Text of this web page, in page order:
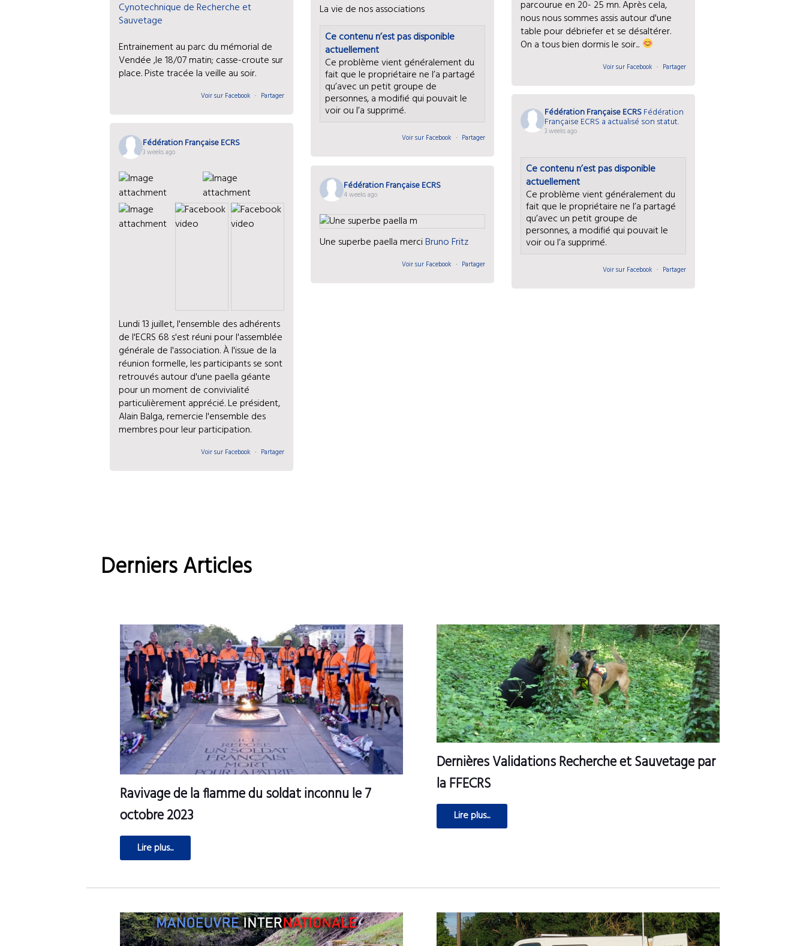
parcourue en 20- 25 mn. Après cela,
nous nous sommes assis autour d'une
table pour débriefer et se désaltérer.
On a tous bien dormis le soir...
Voir sur Facebook · Partager
Cynotechnique de Recherche et
Sauvetage
Entrainement au parc du mémorial de
Vendée ,le 18/07 matin; casse-croute sur
place. Piste tracée la veille au soir.
Voir sur Facebook · Partager
La vie de nos associations
Ce contenu n’est pas disponible
actuellement
Ce problème vient généralement du
fait que le propriétaire ne l’a partagé
qu’avec un petit groupe de
personnes, a modifié qui pouvait le
voir ou l’a supprimé.
Voir sur Facebook · Partager
Fédération Française ECRSFédération
Française ECRS a actualisé son statut.
3 weeks ago
Ce contenu n’est pas disponible
actuellement
Ce problème vient généralement du
fait que le propriétaire ne l’a partagé
qu’avec un petit groupe de
personnes, a modifié qui pouvait le
voir ou l’a supprimé.
Voir sur Facebook · Partager
Fédération Française ECRS
3 weeks ago
Lundi 13 juillet, l'ensemble des adhérents
de l'ECRS 68 s'est réuni pour l'assemblée
générale de l'association. À l'issue de la
réunion formelle, les participants se sont
retrouvés autour d'une paella géante
pour un moment de convivialité
particulièrement apprécié. Le président,
Alain Balga, remercie l'ensemble des
membres pour leur participation.
Voir sur Facebook · Partager
Fédération Française ECRS
4 weeks ago
Une superbe paella merciBruno Fritz
Voir sur Facebook · Partager
Derniers Articles
Ravivage de la flamme du soldat inconnu le 7
octobre 2023
Lire plus...
Dernières Validations Recherche et Sauvetage par
la FFECRS
Lire plus...